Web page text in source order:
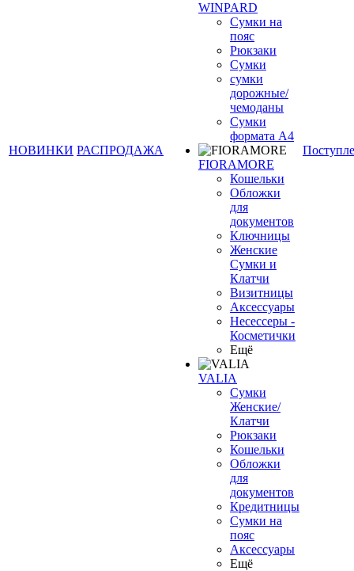
НОВИНКИ РАСПРОДАЖА
WINPARD
Сумки на
пояс
Рюкзаки
Сумки
сумки
дорожные/
чемоданы
Сумки
формата А4
FIORAMORE
Кошельки
Обложки
для
документов
Ключницы
Женские
Сумки и
Клатчи
Визитницы
Аксессуары
Несессеры -
Косметички
Ещё
VALIA
Сумки
Женские/
Клатчи
Рюкзаки
Кошельки
Обложки
для
документов
Кредитницы
Сумки на
пояс
Аксессуары
Ещё